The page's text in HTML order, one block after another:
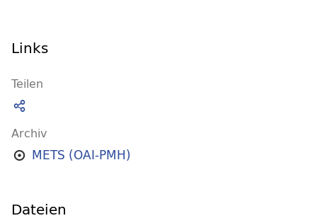
Links
Teilen
Archiv
METS (OAI-PMH)
Dateien